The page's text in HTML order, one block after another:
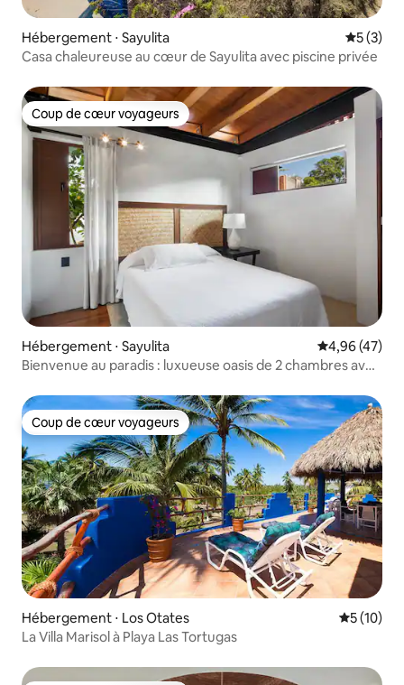
Hébergement ⋅ Sayulita
5 (3)
Casa chaleureuse au cœur de Sayulita avec piscine privée
Coup de cœur voyageurs
Coup de cœur voyageurs
Hébergement ⋅ Sayulita Évaluation
4,96 (47)
Bienvenue au paradis : luxueuse oasis de 2 chambres avec
Coup de cœur voyageurs
Coup de cœur voyageurs
Hébergement ⋅ Los Otates
5 (10)
La Villa Marisol à Playa Las Tortugas